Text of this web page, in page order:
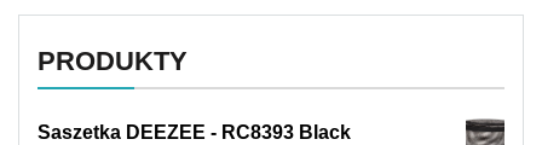
PRODUKTY
Saszetka DEEZEE - RC8393 Black